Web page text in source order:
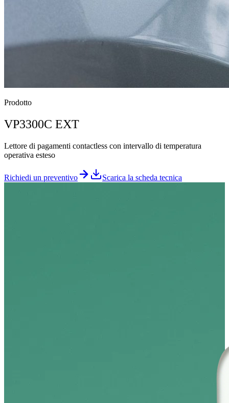
Prodotto
VP3300C EXT
Lettore di pagamenti contactless con intervallo di temperatura
operativa esteso
Richiedi un preventivo Scarica la scheda tecnica